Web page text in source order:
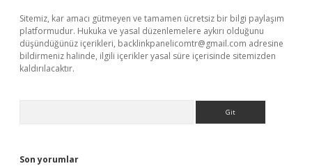
Sitemiz, kar amacı gütmeyen ve tamamen ücretsiz bir bilgi paylaşım
platformudur. Hukuka ve yasal düzenlemelere aykırı olduğunu
düşündüğünüz içerikleri, backlinkpanelicomtr@gmail.com adresine
bildirmeniz halinde, ilgili içerikler yasal süre içerisinde sitemizden
kaldırılacaktır.
Son yorumlar